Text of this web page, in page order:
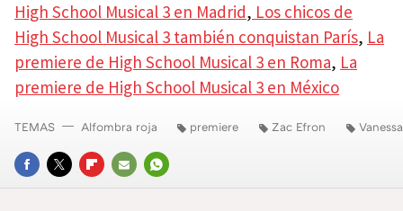
High School Musical 3 en Madrid, Los chicos de
High School Musical 3 también conquistan París, La
premiere de High School Musical 3 en Roma, La
premiere de High School Musical 3 en México
FACEBOOK
TWITTERFLIPBOARD
E-
WHATSAPP
TEMAS Alfombra roja premiere Zac Efron